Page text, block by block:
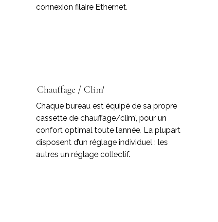
connexion filaire Ethernet.
Chauffage / Clim'
Chaque bureau est équipé de sa propre
cassette de chauffage/clim', pour un
confort optimal toute l’année. La plupart
disposent d’un réglage individuel ; les
autres un réglage collectif.